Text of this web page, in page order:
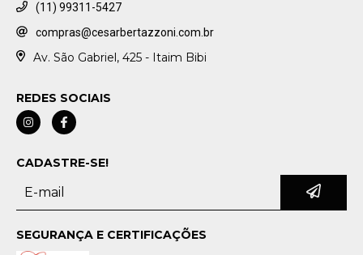
(11) 99311-5427
compras@cesarbertazzoni.com.br
Av. São Gabriel, 425 - Itaim Bibi
REDES SOCIAIS
CADASTRE-SE!
SEGURANÇA E CERTIFICAÇÕES